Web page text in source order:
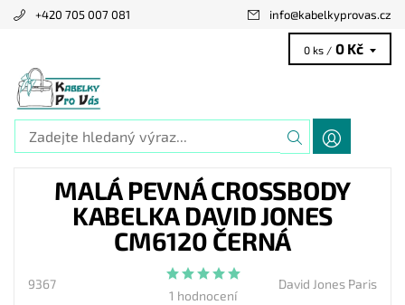
+420 705 007 081 info@kabelkyprovas.cz
0 ks / 0 Kč
MALÁ PEVNÁ CROSSBODY
KABELKA DAVID JONES
CM6120 ČERNÁ
9367
1 hodnocení
David Jones Paris